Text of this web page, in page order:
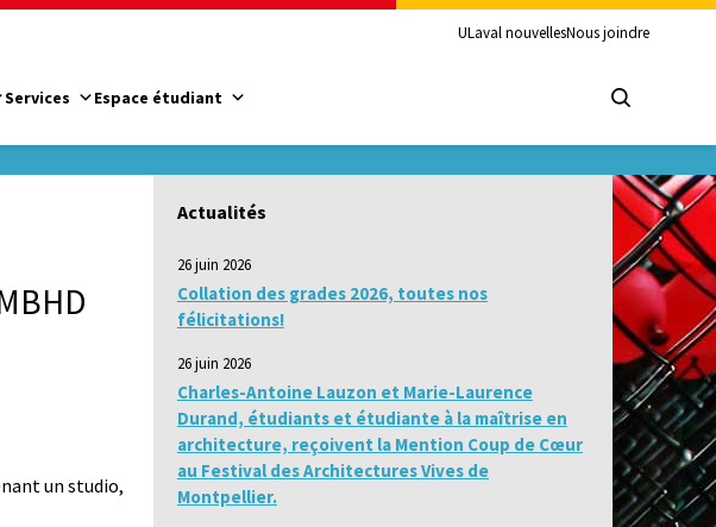
ULaval nouvellesNous joindre
Services Espace étudiant
un studio,
Actualités
26 juin 2026
Collation des grades 2026, toutes nos
félicitations!
26 juin 2026
Charles-Antoine Lauzon et Marie-Laurence
Durand, étudiants et étudiante à la maîtrise en
architecture, reçoivent la Mention Coup de Cœur
au Festival des Architectures Vives de
Montpellier.